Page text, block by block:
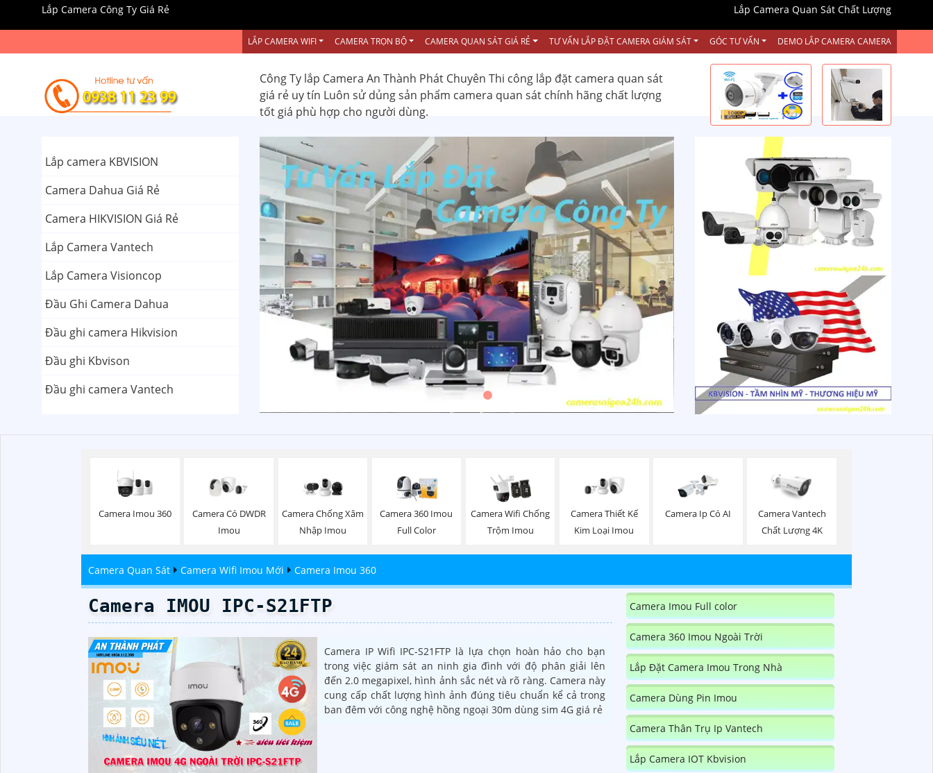
Lắp Camera Công Ty Giá Rẻ Lắp Camera Quan Sát Chất Lượng
LẮP CAMERA WIFI CAMERA TRỌN BỘ CAMERA QUAN SÁT GIÁ RẺ TƯ VẤN LẮP ĐẶT CAMERA GIÁM SÁT GÓC TƯ VẤN DEMO LẮP CAMERA CAMERA
Công Ty lắp Camera An Thành Phát Chuyên Thi công lắp đặt camera quan sát
giá rẻ uy tín Luôn sử dủng sản phẩm camera quan sát chính hãng chất lượng
tốt giá phù hợp cho người dùng.
Lắp camera KBVISION
Camera Dahua Giá Rẻ
Camera HIKVISION Giá Rẻ
Lắp Camera Vantech
Lắp Camera Visioncop
Đầu Ghi Camera Dahua
Đầu ghi camera Hikvision
Đầu ghi Kbvison
Đầu ghi camera Vantech
Camera Imou 360
Camera Có DWDR
Imou
Camera Chống Xâm
Nhập Imou
Camera 360 Imou
Full Color
Camera Wifi Chống
Trộm Imou
Camera Thiết Kế
Kim Loại Imou
Camera Ip Có AI
Camera Vantech
Chất Lượng 4K
Camera Quan Sát Camera Wifi Imou Mới Camera Imou 360
Camera IMOU IPC-S21FTP
Camera IP Wifi IPC-S21FTP là lựa chọn hoàn hảo cho bạn
trong việc giám sát an ninh gia đình với độ phân giải lên
đến 2.0 megapixel, hình ảnh sắc nét và rõ ràng. Camera này
cung cấp chất lượng hình ảnh đúng tiêu chuẩn kể cả trong
ban đêm với công nghệ hồng ngoại 30m dùng sim 4G giá rẻ
Camera Imou Full color
Camera 360 Imou Ngoài Trời
Lắp Đặt Camera Imou Trong Nhà
Camera Dùng Pin Imou
Camera Thân Trụ Ip Vantech
Lắp Camera IOT Kbvision